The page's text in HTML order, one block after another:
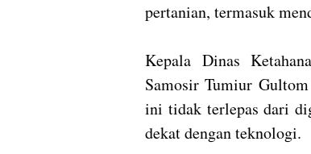
pertanian, termasuk
Kepala Dinas
Samosir Tumiur
ini tidak terlepas dari
dekat dengan teknologi.